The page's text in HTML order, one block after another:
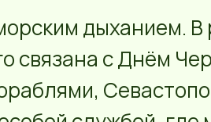
дыханием.
связана с Днём